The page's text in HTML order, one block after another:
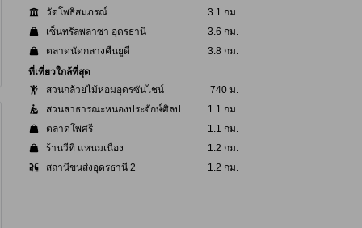
วัดโพธิสมภรณ์
3.1 กม.
เซ็นทรัลพลาซา อุดรธานี
3.6 กม.
ตลาดนัดกลางคืนยูดี
3.8 กม.
ที่เที่ยวใกล้ที่สุด
สวนกล้วยไม้หอมอุดรซันไชน์
740 ม.
1.1 กม.
ตลาดโพศรี
1.1 กม.
ร้านวีที แหนมเนือง
1.2 กม.
สถานีขนส่งอุดรธานี 2
1.2 กม.